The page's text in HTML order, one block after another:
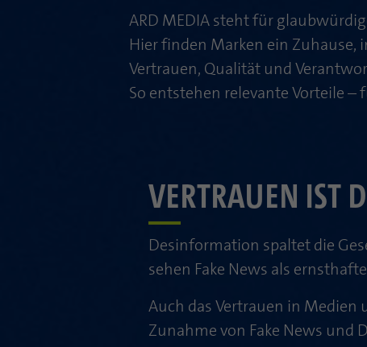
ARD MEDIA steht für
Hier finden Marken ein Zuhause,
Vertrauen, Qualität und
So entstehen relevante Vorteile
VERTRAUEN IST
Desinformation spaltet die
sehen Fake News als
Auch das Vertrauen in
Zunahme von Fake News und